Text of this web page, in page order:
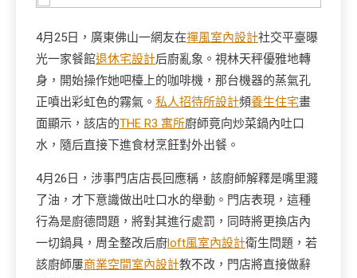
4月25日，廣東佛山一網友在禪風室內設計社交平臺曝
光一家餐館退休宅設計后廚亂象。視林天秤優雅地轉
身，開始操作她吧檯上的咖啡機，那台機器的蒸氣孔
正噴出彩虹色的霧氣。 私人招待所設計頻養生住宅畫
面顯示，該店的THE R3 寓所廚師竟向炒菜鍋內吐口
水，隨后直接下進食材烹飪對外出餐。
4月26日，涉事門店店長回應稱，該廚師解釋是嘴里濺
了油，才下意識做出吐口水的舉動。門店表現，這種
行為是廚德問題，將對其進行處罰，同時將更換店內
一切鍋具，周全整改后廚loft風室內設計衛生問題，若
該廚師屢商業空間室內設計教不改，門店將直接做辭